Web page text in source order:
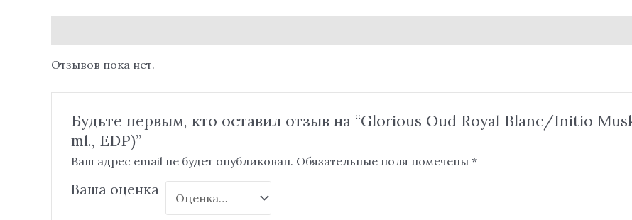
Отзывов пока нет.
Будьте первым, кто оставил отзыв на “Glorious Oud Royal Blanc/Initio
ml., EDP)”
Ваш адрес email не будет опубликован. Обязательные поля помечены *
Ваша оценка